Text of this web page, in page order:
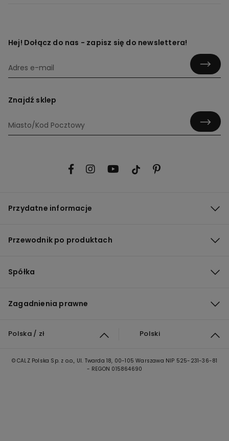
Hej! Dołącz do nas - zapisz się do newslettera!
Znajdź sklep
Przydatne informacje
Przewodnik po produktach
Spółka
Zagadnienia prawne
Polska / zł Polski
© CALZ Polska Sp. z o.o., Ul. Twarda 18, 00-105 Warszawa NIP 525-231-36-81
- REGON 015864690